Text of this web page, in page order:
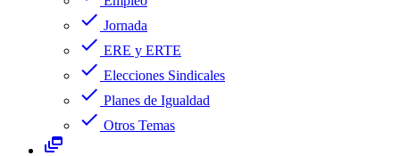
check Jornada
check ERE y ERTE
check Elecciones Sindicales
check Planes de Igualdad
check Otros Temas
dynamic_feed